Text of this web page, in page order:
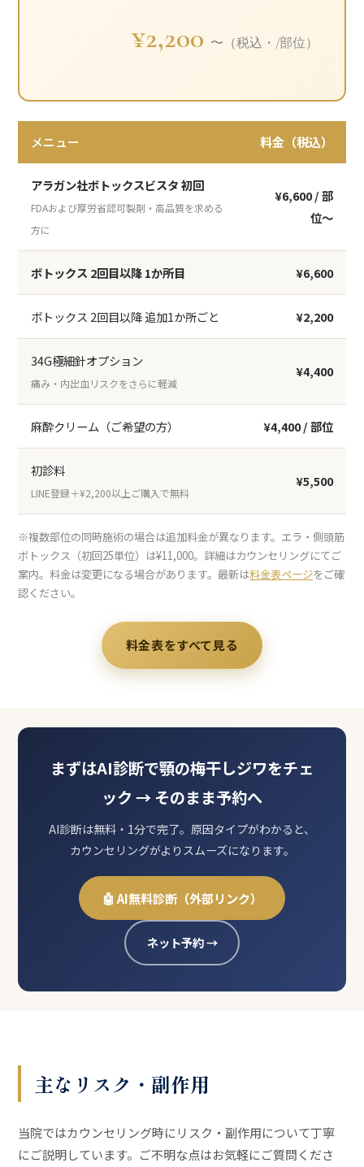
¥2,200 〜（税込・/部位）
メニュー 料金（税込）
アラガン社ボトックスビスタ 初回
FDAおよび厚労省認可製剤・高品質を求める
方に
¥6,600/ 部
位〜
ボトックス 2回目以降 1か所目 ¥6,600
ボトックス 2回目以降 追加1か所ごと ¥2,200
34G極細針オプション
痛み・内出血リスクをさらに軽減
¥4,400
麻酔クリーム（ご希望の方） ¥4,400 / 部位
初診料
LINE登録＋¥2,200以上ご購入で無料
¥5,500
※複数部位の同時施術の場合は追加料金が異なります。エラ・側頭筋
ボトックス（初回25単位）は¥11,000。詳細はカウンセリングにてご
案内。料金は変更になる場合があります。最新は料金表ページをご確
認ください。
料金表をすべて見る
まずはAI診断で顎の梅干しジワをチェ
ック → そのまま予約へ
AI診断は無料・1分で完了。原因タイプがわかると、
カウンセリングがよりスムーズになります。
🤖 AI無料診断（外部リンク）
ネット予約 →
主なリスク・副作用
当院ではカウンセリング時にリスク・副作用について丁寧
にご説明しています。ご不明な点はお気軽にご質問くださ